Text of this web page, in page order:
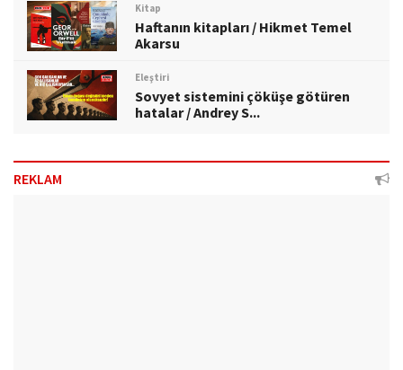
Kitap
Haftanın kitapları / Hikmet Temel
Akarsu
Eleştiri
Sovyet sistemini çöküşe götüren
hatalar / Andrey S...
REKLAM